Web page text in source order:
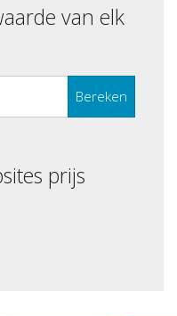
van elk
Bereken
prijs